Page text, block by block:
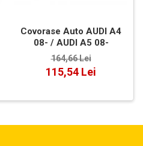
Covorase Auto AUDI A4
08- / AUDI A5 08-
164,66 Lei
115,54 Lei